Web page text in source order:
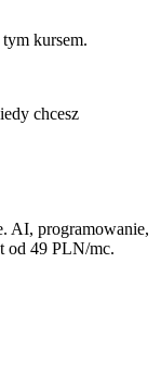
kursem.
chcesz
AI, programowanie,
od 49 PLN/mc.